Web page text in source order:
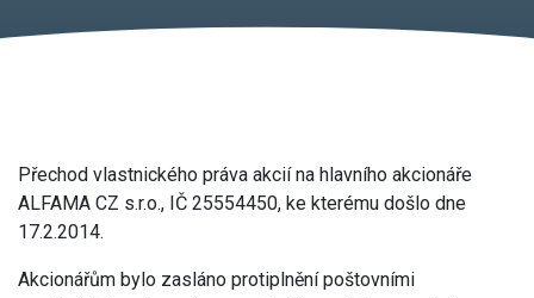
Přechod vlastnického práva akcií na hlavního akcionáře
ALFAMA CZ s.r.o., IČ 25554450, ke kterému došlo dne
17.2.2014.
Akcionářům bylo zasláno protiplnění poštovními